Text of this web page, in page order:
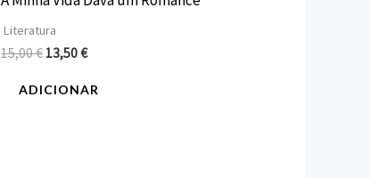
Literatura
15,00€13,50€
ADICIONAR